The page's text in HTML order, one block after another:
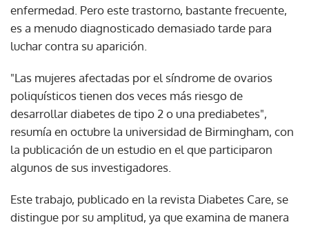
enfermedad. Pero este trastorno, bastante frecuente,
es a menudo diagnosticado demasiado tarde para
luchar contra su aparición.
"Las mujeres afectadas por el síndrome de ovarios
poliquísticos tienen dos veces más riesgo de
desarrollar diabetes de tipo 2 o una prediabetes",
resumía en octubre la universidad de Birmingham, con
la publicación de un estudio en el que participaron
algunos de sus investigadores.
Este trabajo, publicado en la revista Diabetes Care, se
distingue por su amplitud, ya que examina de manera